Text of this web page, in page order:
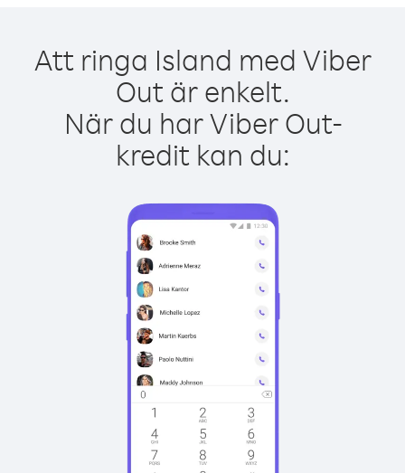
Att ringa Island med Viber
Out är enkelt.
När du har Viber Out-
kredit kan du: